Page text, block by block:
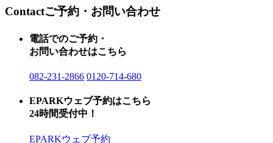
Contactご予約・お問い合わせ
電話でのご予約・
お問い合わせはこちら
082-231-2866 0120-714-680
EPARKウェブ予約はこちら
24時間受付中！
EPARKウェブ予約